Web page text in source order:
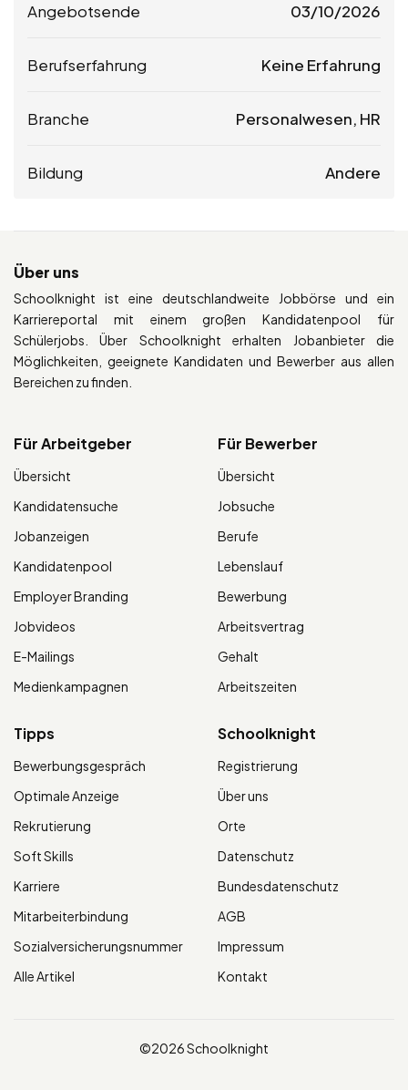
Angebotsende 03/10/2026
Berufserfahrung Keine Erfahrung
Branche Personalwesen, HR
Bildung Andere
Über uns
Schoolknight ist eine deutschlandweite Jobbörse und ein
Karriereportal mit einem großen Kandidatenpool für
Schülerjobs. Über Schoolknight erhalten Jobanbieter die
Möglichkeiten, geeignete Kandidaten und Bewerber aus allen
Bereichen zu finden.
Für Arbeitgeber
Übersicht
Kandidatensuche
Jobanzeigen
Kandidatenpool
Employer Branding
Jobvideos
E-Mailings
Medienkampagnen
Für Bewerber
Übersicht
Jobsuche
Berufe
Lebenslauf
Bewerbung
Arbeitsvertrag
Gehalt
Arbeitszeiten
Tipps
Bewerbungsgespräch
Optimale Anzeige
Rekrutierung
Soft Skills
Karriere
Mitarbeiterbindung
Sozialversicherungsnummer
Alle Artikel
Schoolknight
Registrierung
Über uns
Orte
Datenschutz
Bundesdatenschutz
AGB
Impressum
Kontakt
©2026 Schoolknight